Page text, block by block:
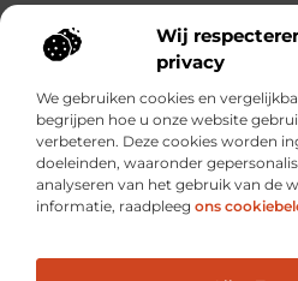
Wij
privacy
We gebruiken cookies en
begrijpen hoe u onze website
verbeteren. Deze cookies worden
doeleinden, waaronder
analyseren van het gebruik van de
informatie, raadpleeg ons
Binnen
Bericht categorie
Onze informatie